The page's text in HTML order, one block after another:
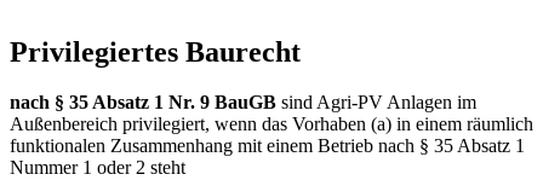
Privilegiertes Baurecht
nach § 35 Absatz 1 Nr. 9 BauGB sind Agri-PV Anlagen im
Außenbereich privilegiert, wenn das Vorhaben (a) in einem räumlich
funktionalen Zusammenhang mit einem Betrieb nach § 35 Absatz 1
Nummer 1 oder 2 steht